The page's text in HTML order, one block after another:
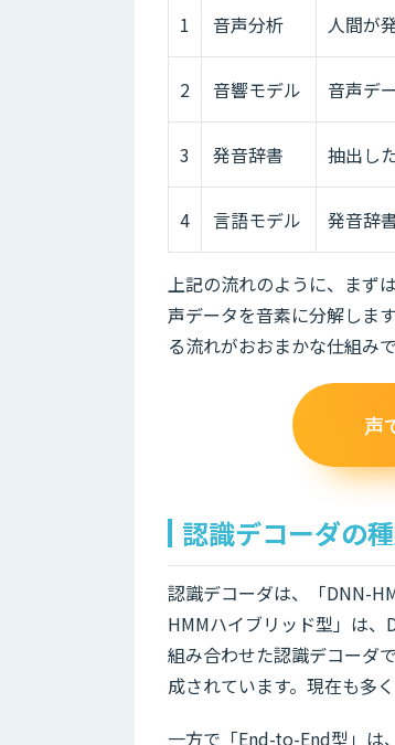
1 音声分析 人間が
2 音響モデル 音声デ
3 発音辞書 抽出し
4 言語モデル 発音辞
上記の流れのように、まず
声データを音素に分解しま
る流れがおおまかな仕組み
声
認識デコーダの
認識デコーダは、「DNN-
HMMハイブリッド型」は
組み合わせた認識デコーダ
成されています。現在も多
一方で「End-to-End型」は